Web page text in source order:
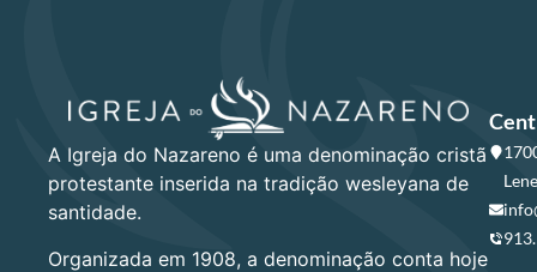
A Igreja do Nazareno é uma denominação cristã
protestante inserida na tradição wesleyana de
santidade.
Organizada em 1908, a denominação conta hoje